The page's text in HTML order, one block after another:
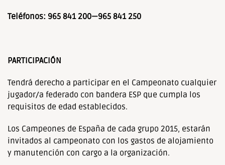
Teléfonos: 965 841 200—965 841 250
PARTICIPACIÓN
Tendrá derecho a participar en el Campeonato cualquier
jugador/a federado con bandera ESP que cumpla los
requisitos de edad establecidos.
Los Campeones de España de cada grupo 2015, estarán
invitados al campeonato con los gastos de alojamiento
y manutención con cargo a la organización.